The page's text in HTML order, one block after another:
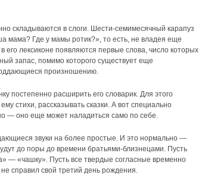
складываются в слоги. Шести-семимесячный карапуз
мама? Где у мамы ротик?», то есть, не владея еще
лексиконе появляются первые слова, число которых
запас, помимо которого существует еще
произношению.
постепенно расширить его словарик. Для этого
стихи, рассказывать сказки. А вот специально
— оно еще может наладиться само по себе.
звуки на более простые. И это нормально —
до поры до времени братьями-близнецами. Пусть
— «чашку». Пусть все твердые согласные временно
справил свой третий день рождения.